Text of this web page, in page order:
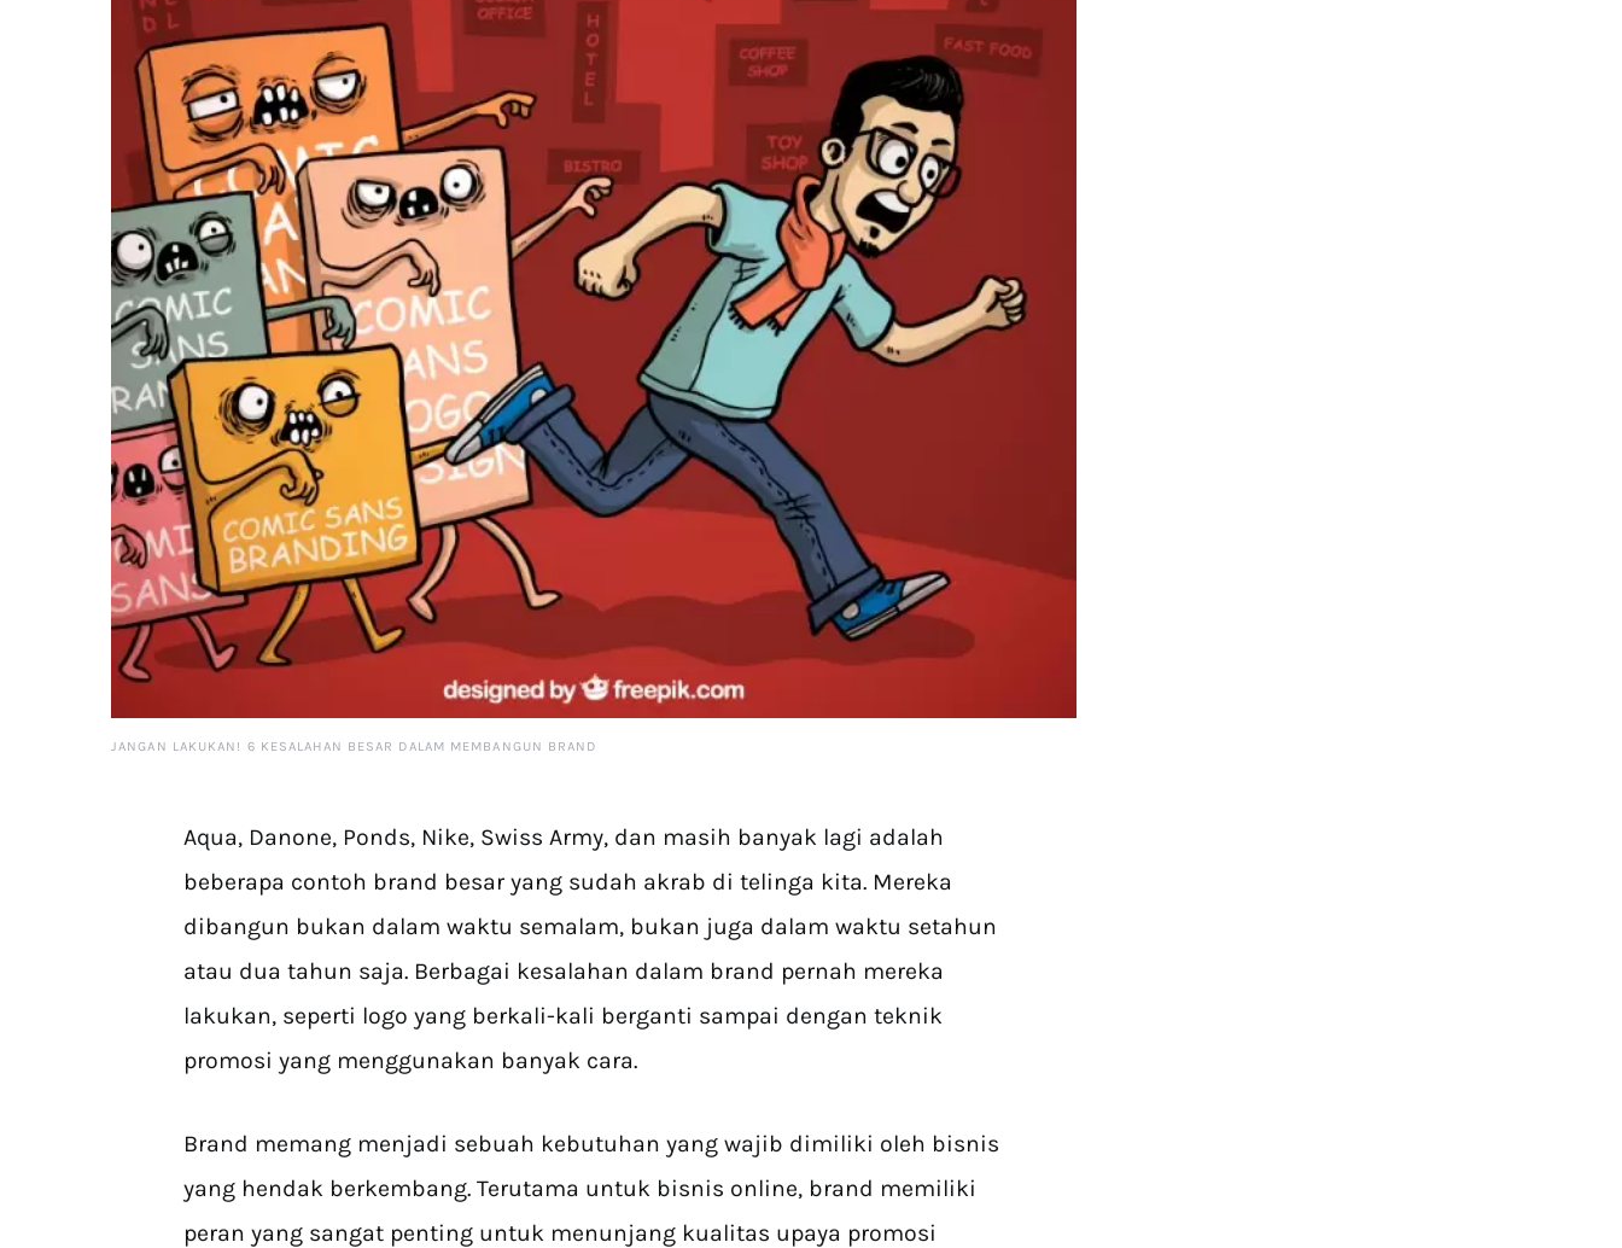
JANGAN LAKUKAN! 6 KESALAHAN BESAR DALAM MEMBANGUN BRAND
Aqua, Danone, Ponds, Nike, Swiss Army, dan masih banyak lagi adalah
beberapa contoh brand besar yang sudah akrab di telinga kita. Mereka
dibangun bukan dalam waktu semalam, bukan juga dalam waktu setahun
atau dua tahun saja. Berbagai kesalahan dalam brand pernah mereka
lakukan, seperti logo yang berkali-kali berganti sampai dengan teknik
promosi yang menggunakan banyak cara.
Brand memang menjadi sebuah kebutuhan yang wajib dimiliki oleh bisnis
yang hendak berkembang. Terutama untuk bisnis online, brand memiliki
peran yang sangat penting untuk menunjang kualitas upaya promosi